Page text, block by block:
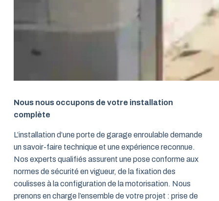
Nous nous occupons de votre installation
complète
L’installation d’une porte de garage enroulable demande
un savoir-faire technique et une expérience reconnue.
Nos experts qualifiés assurent une pose conforme aux
normes de sécurité en vigueur, de la fixation des
coulisses à la configuration de la motorisation. Nous
prenons en charge l’ensemble de votre projet : prise de